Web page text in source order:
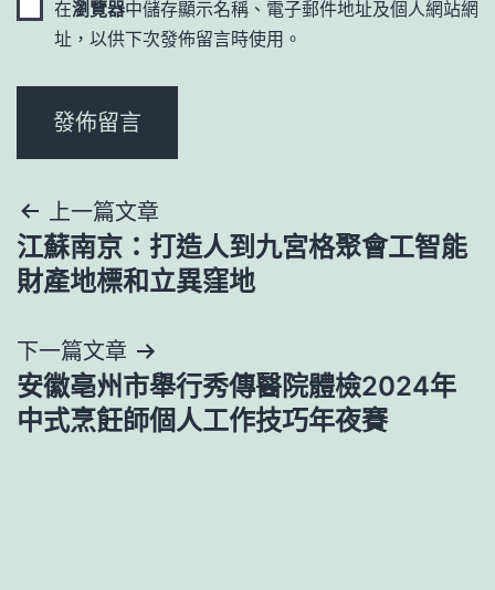
在瀏覽器中儲存顯示名稱、電子郵件地址及個人網站網
址，以供下次發佈留言時使用。
文
章
覽
上一篇文章
江蘇南京：打造人到九宮格聚會工智能
財產地標和立異窪地
下一篇文章
安徽亳州市舉行秀傳醫院體檢2024年
中式烹飪師個人工作技巧年夜賽